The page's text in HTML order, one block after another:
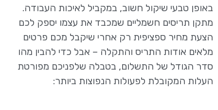
באופן טבעי שיקול חשוב, במקביל לאיכות העבודה.
מתקן תריסים חשמליים שמכבד את עצמו יספק לכם
הצעת מחיר ספציפית רק אחרי שיקבל מכם פרטים
מלאים אודות התריס והתקלה – אבל כדי להבין מהו
סדר הגודל של התשלום, בטבלה שלפניכם מפורטת
העלות המקובלת לפעולות הנפוצות ביותר: